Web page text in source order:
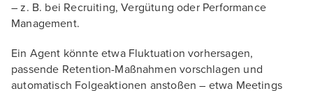
– z. B. bei Recruiting, Vergütung oder Performance
Management.
Ein Agent könnte etwa Fluktuation vorhersagen,
passende Retention-Maßnahmen vorschlagen und
automatisch Folgeaktionen anstoßen – etwa Meetings